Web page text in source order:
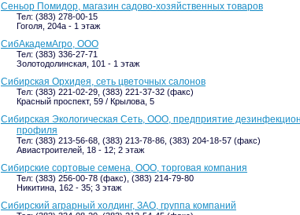
Сеньор Помидор, магазин садово-хозяйственных товаров
Тел: (383) 278-00-15
Гоголя, 204а - 1 этаж
СибАкадемАгро, ООО
Тел: (383) 336-27-71
Золотодолинская, 101 - 1 этаж
Сибирская Орхидея, сеть цветочных салонов
Тел: (383) 221-02-29, (383) 221-37-32 (факс)
Красный проспект, 59 / Крылова, 5
Сибирская Экологическая Сеть, ООО, предприятие
профиля
Тел: (383) 213-56-68, (383) 213-78-86, (383) 204-18-57 (факс)
Авиастроителей, 18 - 12; 2 этаж
Сибирские сортовые семена, ООО, торговая компания
Тел: (383) 256-00-78 (факс), (383) 214-79-80
Никитина, 162 - 35; 3 этаж
Сибирский аграрный холдинг, ЗАО, группа компаний